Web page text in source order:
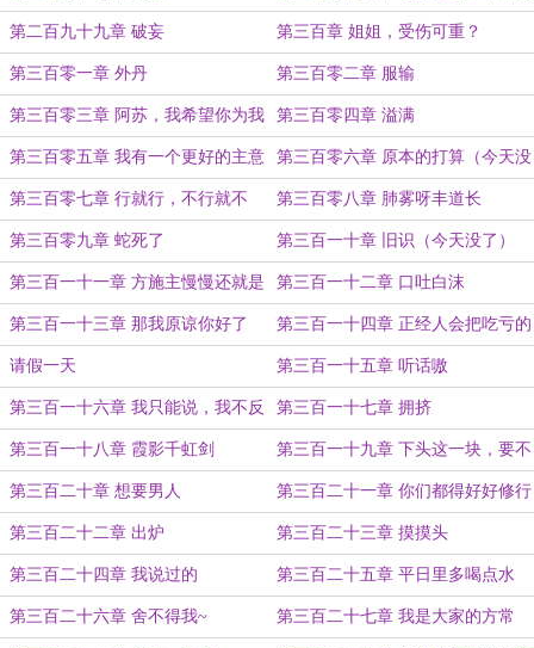
情
第二百九十九章 破妄 第三百章 姐姐，受伤可重？
第三百零一章 外丹 第三百零二章 服输
第三百零三章 阿苏，我希望你为我
去死
第三百零四章 溢满
第三百零五章 我有一个更好的主意 第三百零六章 原本的打算（今天没
了）
第三百零七章 行就行，不行就不
行...
第三百零八章 肺雾呀丰道长
第三百零九章 蛇死了 第三百一十章 旧识（今天没了）
第三百一十一章 方施主慢慢还就是
了
第三百一十二章 口吐白沫
第三百一十三章 那我原谅你好了 第三百一十四章 正经人会把吃亏的
次数记下来吗
请假一天 第三百一十五章 听话嗷
第三百一十六章 我只能说，我不反
对
第三百一十七章 拥挤
第三百一十八章 霞影千虹剑 第三百一十九章 下头这一块，要不
说你俩是姐妹呢
第三百二十章 想要男人 第三百二十一章 你们都得好好修行
第三百二十二章 出炉 第三百二十三章 摸摸头
第三百二十四章 我说过的 第三百二十五章 平日里多喝点水
第三百二十六章 舍不得我~ 第三百二十七章 我是大家的方常